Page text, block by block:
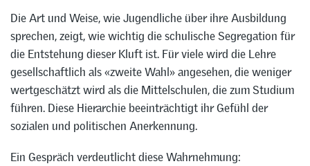
Die Art und Weise, wie Jugendliche über ihre Ausbildung
sprechen, zeigt, wie wichtig die schulische Segregation für
die Entstehung dieser Kluft ist. Für viele wird die Lehre
gesellschaftlich als «zweite Wahl» angesehen, die weniger
wertgeschätzt wird als die Mittelschulen, die zum Studium
führen. Diese Hierarchie beeinträchtigt ihr Gefühl der
sozialen und politischen Anerkennung.
Ein Gespräch verdeutlicht diese Wahrnehmung: